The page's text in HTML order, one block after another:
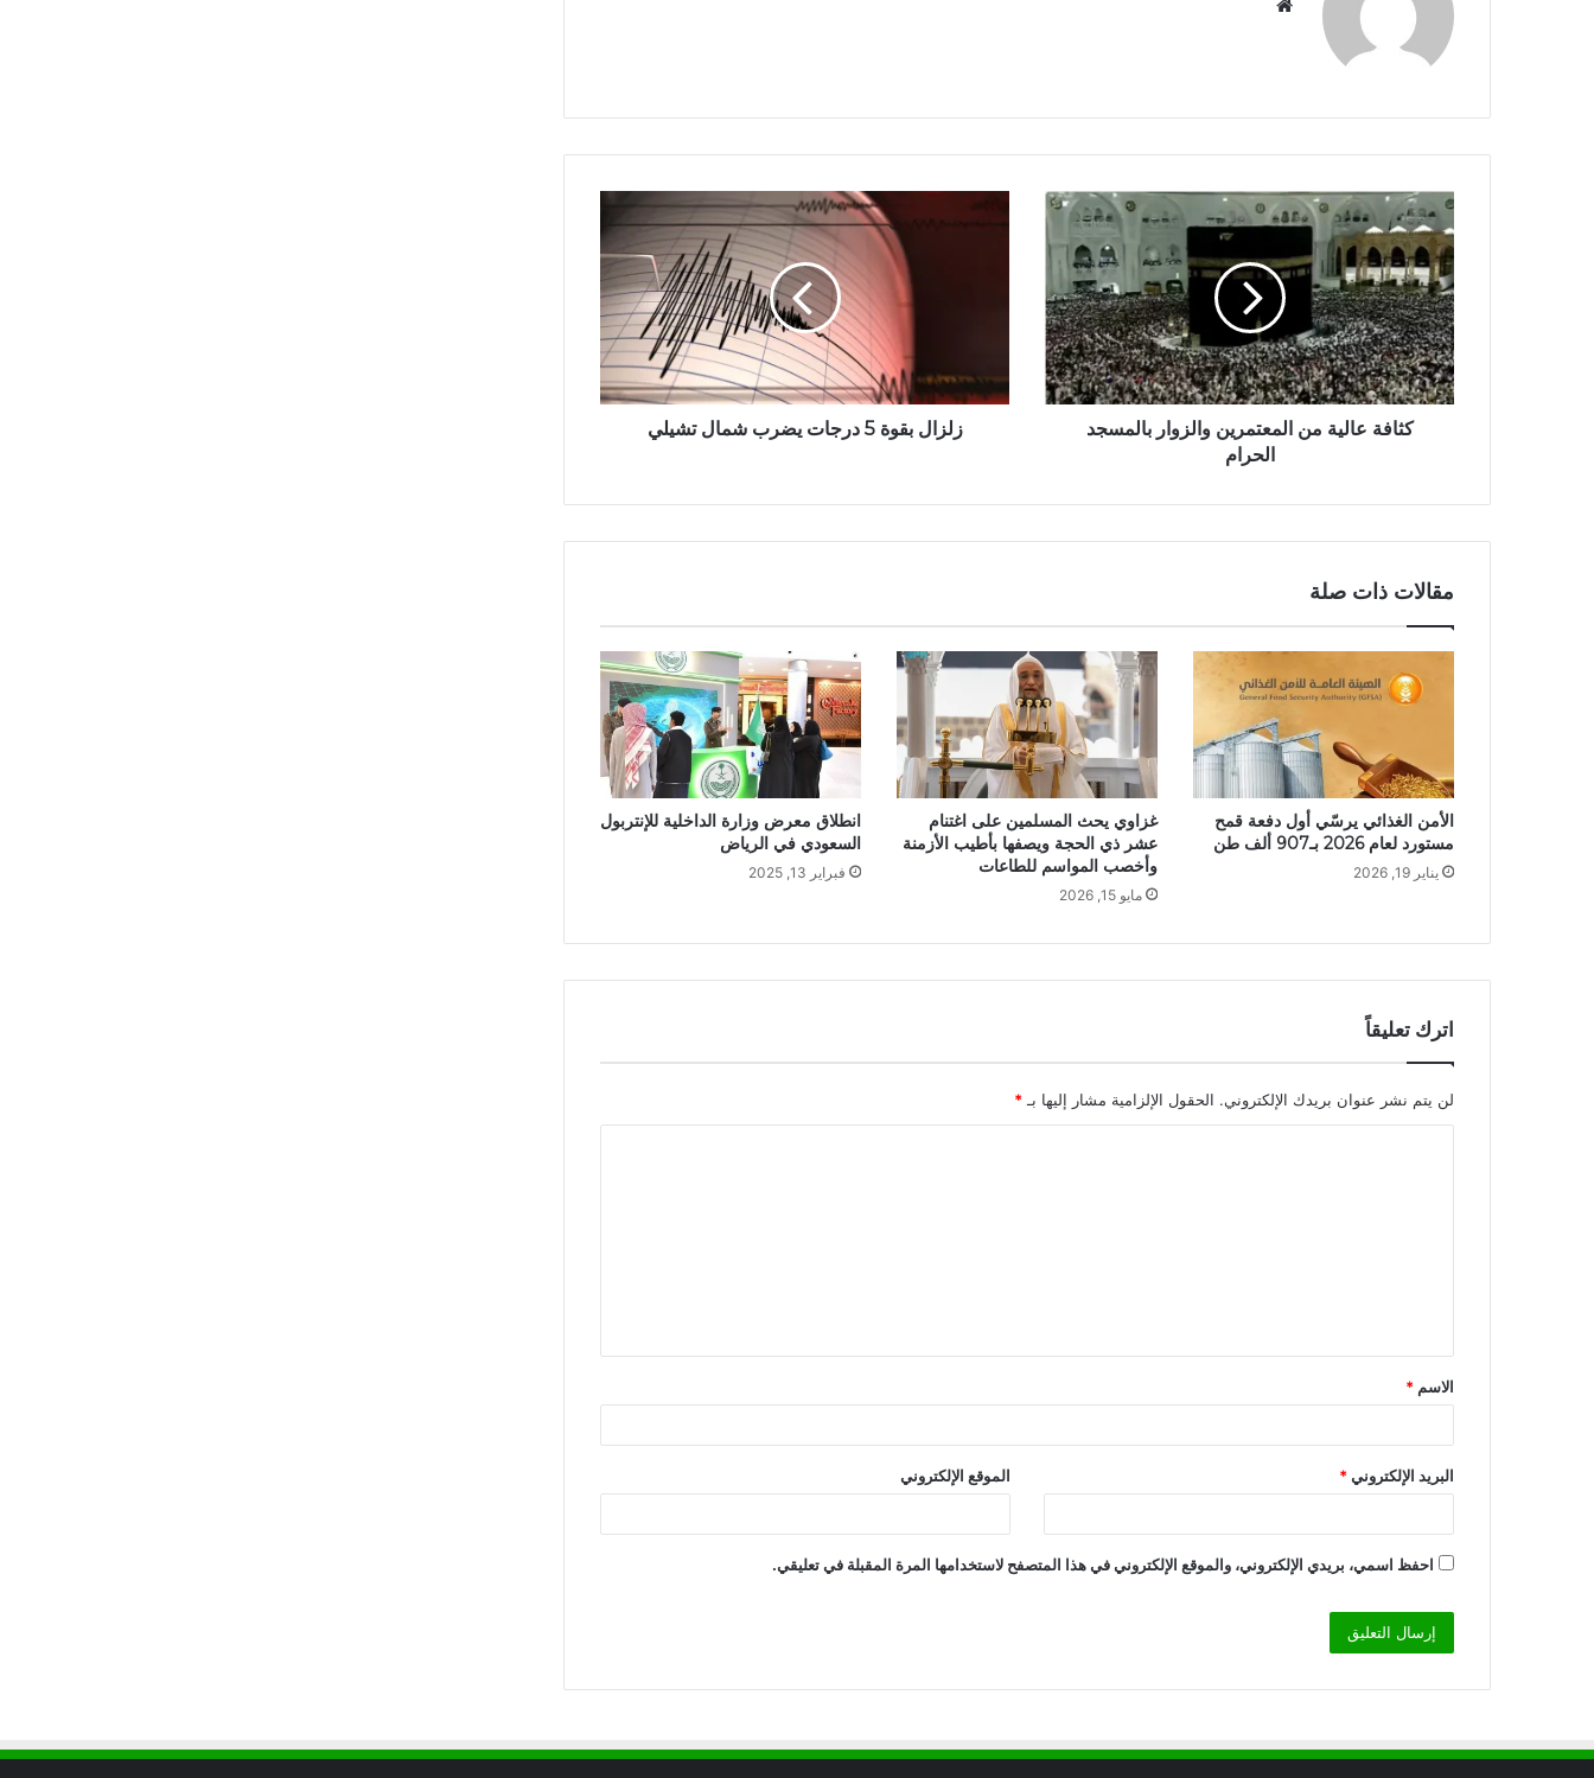
ا
ي
ب
كثافة عالية من المعتمرين والزوار بالمسجد
الحرام
زلزال بقوة 5 درجات يضرب شمال تشيلي
مقالات ذات صلة
الأمن الغذائي يرسّي أول دفعة قمح
مستورد لعام 2026 بـ907 ألف طن
يناير 19, 2026
غزاوي يحث المسلمين على اغتنام
عشر ذي الحجة ويصفها بأطيب الأزمنة
وأخصب المواسم للطاعات
مايو 15, 2026
انطلاق معرض وزارة الداخلية للإنتربول
السعودي في الرياض
فبراير 13, 2025
اترك تعليقاً
لن يتم نشر عنوان بريدك الإلكتروني. الحقول الإلزامية مشار إليها بـ*
ق
*
الاسم *
البريد الإلكتروني* الموقع الإلكتروني
احفظ اسمي، بريدي الإلكتروني، والموقع الإلكتروني في هذا المتصفح لاستخدامها المرة المقبلة في تعليقي.